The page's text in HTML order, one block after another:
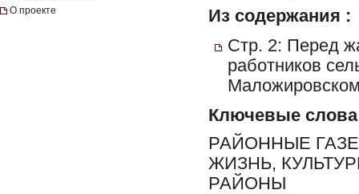
О проекте
Из содержания :
Стр. 2: Перед
работников
Ключевые слова
РАЙОННЫЕ
ЖИЗНЬ,
РАЙОНЫ